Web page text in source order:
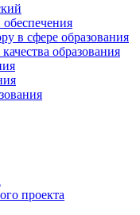
в сфере образования
образования
проекта